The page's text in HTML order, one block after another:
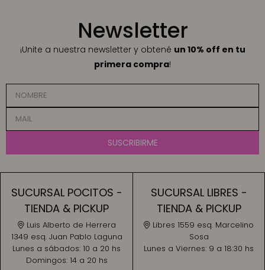
Newsletter
¡Unite a nuestra newsletter y obtené un 10% off en tu
primera compra!
SUSCRIBIRME
SUCURSAL POCITOS -
TIENDA & PICKUP
Luis Alberto de Herrera
1349 esq. Juan Pablo Laguna
Lunes a sábados: 10 a 20 hs
Domingos: 14 a 20 hs
SUCURSAL LIBRES -
TIENDA & PICKUP
Libres 1559 esq. Marcelino
Sosa
Lunes a Viernes: 9 a 18:30 hs